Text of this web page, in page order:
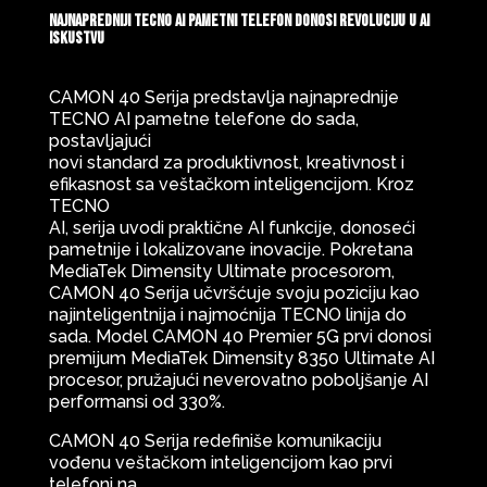
Najnapredniji TECNO AI pametni telefon donosi revoluciju u AI
iskustvu
CAMON 40 Serija predstavlja najnaprednije
TECNO AI pametne telefone do sada,
postavljajući
novi standard za produktivnost, kreativnost i
efikasnost sa veštačkom inteligencijom. Kroz
TECNO
AI, serija uvodi praktične AI funkcije, donoseći
pametnije i lokalizovane inovacije. Pokretana
MediaTek Dimensity Ultimate procesorom,
CAMON 40 Serija učvršćuje svoju poziciju kao
najinteligentnija i najmoćnija TECNO linija do
sada. Model CAMON 40 Premier 5G prvi donosi
premijum MediaTek Dimensity 8350 Ultimate AI
procesor, pružajući neverovatno poboljšanje AI
performansi od 330%.
CAMON 40 Serija redefiniše komunikaciju
vođenu veštačkom inteligencijom kao prvi